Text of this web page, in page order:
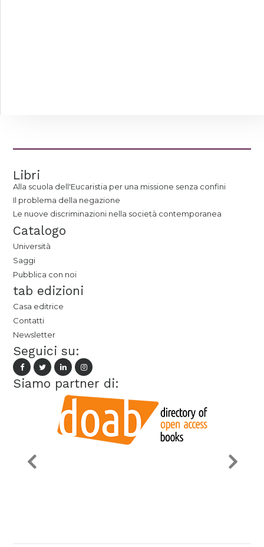
Libri
Alla scuola dell'Eucaristia per una missione senza confini
Il problema della negazione
Le nuove discriminazioni nella società contemporanea
Catalogo
Università
Saggi
Pubblica con noi
tab edizioni
Casa editrice
Contatti
Newsletter
Seguici su:
Siamo partner di: